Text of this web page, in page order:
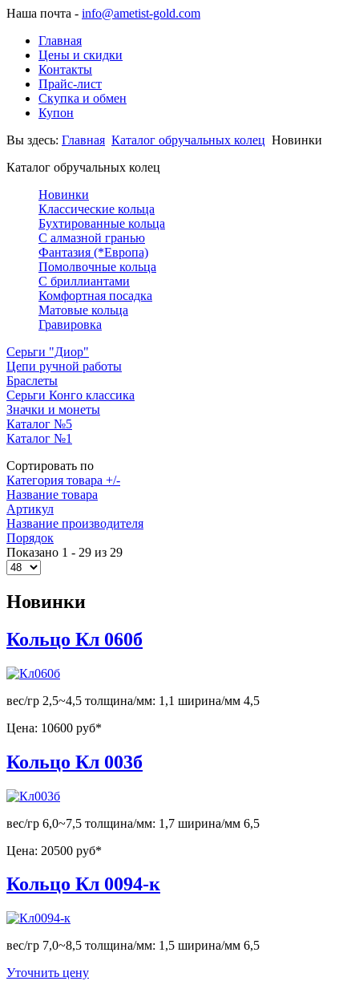
Наша почта - info@ametist-gold.com
Главная
Цены и скидки
Контакты
Прайс-лист
Скупка и обмен
Купон
Вы здесь: Главная Каталог обручальных колец Новинки
Каталог обручальных колец
Новинки
Классические кольца
Бухтированные кольца
С алмазной гранью
Фантазия (*Европа)
Помолвочные кольца
С бриллиантами
Комфортная посадка
Матовые кольца
Гравировка
Серьги "Диор"
Цепи ручной работы
Браслеты
Серьги Конго классика
Значки и монеты
Каталог №5
Каталог №1
Сортировать по
Категория товара +/-
Название товара
Артикул
Название производителя
Порядок
Показано 1 - 29 из 29
Новинки
Кольцо Кл 060б
вес/гр 2,5~4,5 толщина/мм: 1,1 ширина/мм 4,5
Цена: 10600 руб*
Кольцо Кл 003б
вес/гр 6,0~7,5 толщина/мм: 1,7 ширина/мм 6,5
Цена: 20500 руб*
Кольцо Кл 0094-к
вес/гр 7,0~8,5 толщина/мм: 1,5 ширина/мм 6,5
Уточнить цену